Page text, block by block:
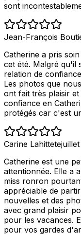
sont
Jean-François
Catherine a pris
cet été. Malgré qu'il
relation de
Les photos que
ont fait très plaisir
confiance en
protégés car c'est
Carine Lahittete
Catherine est une
attentionnée. Elle a
miss ronron
appréciable de
nouvelles et des
avec grand plaisir
pour les vacances.
pour vos gardes